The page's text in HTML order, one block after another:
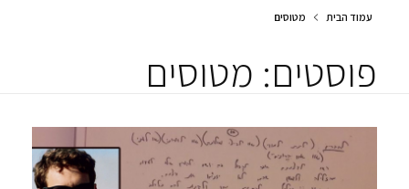
עמוד הבית מטוסים
פוסטים: מטוסים